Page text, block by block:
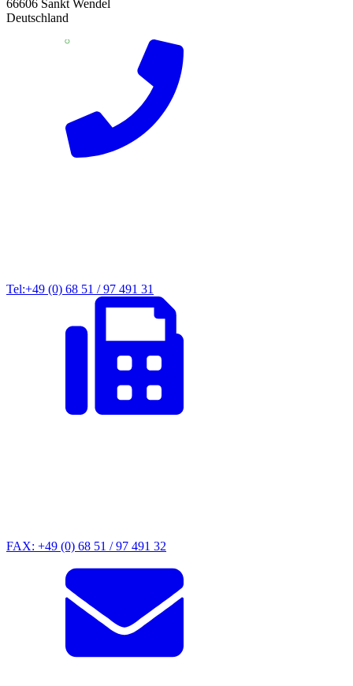
66606 Sankt Wendel
Deutschland
Tel:+49 (0) 68 51 / 97 491 31
FAX: +49 (0) 68 51 / 97 491 32